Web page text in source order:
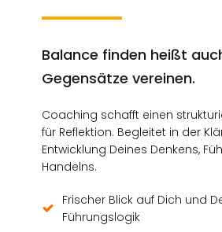
Balance finden heißt
Gegensätze vereinen.
Coaching schafft einen
für Reflektion. Begleitet in der
Entwicklung Deines Denkens,
Handelns.
Frischer Blick auf Dich und
Führungslogik